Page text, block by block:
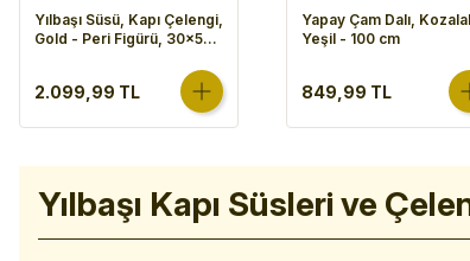
Yılbaşı Süsü, Kapı Çelengi,
Gold - Peri Figürü, 30x52
2.099,99 TL
Yapay Çam Dalı,
Yeşil - 100 cm
849,99 TL
Yılbaşı Kapı Süsleri ve